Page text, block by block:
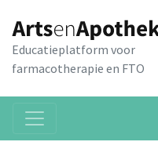
Educatieplatform voor
farmacotherapie en FTO